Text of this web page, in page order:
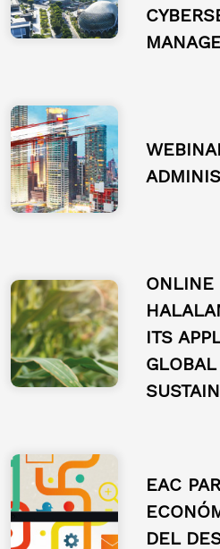
ONLINE
ITS
EAC
DEL